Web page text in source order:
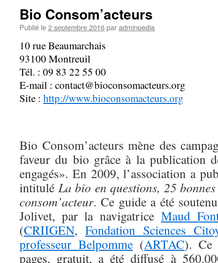
Bio Consom’acteurs
Publié le2 septembre 2016paradminpedia
10 rue Beaumarchais
93100 Montreuil
Tél. : 09 83 22 55 00
E-mail : contact@bioconsomacteurs.org
Site : http://www.bioconsomacteurs.org
Bio Consom’acteurs mène des
faveur du bio grâce à la publication
engagés». En 2009, l’association a
intitulé La bio en questions, 25
consom’acteur. Ce guide a été
Jolivet, par la navigatrice Maud
(CRIIGEN, Fondation Sciences
professeur Belpomme (ARTAC). Ce
pages, gratuit, a été diffusé à